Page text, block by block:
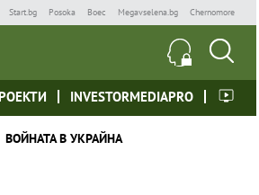
Start.bg Posoka Boec Megavselena.bg Chernomore
INVESTORMEDIAPRO
ВОЙНАТА В УКРАЙНА